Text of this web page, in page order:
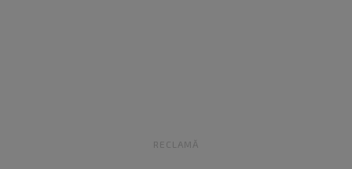
RECLAMĂ